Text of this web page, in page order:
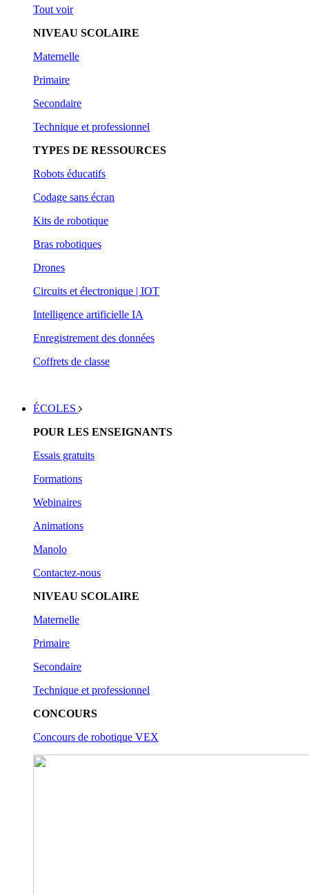
Tout voir
NIVEAU SCOLAIRE
Maternelle
Primaire
Secondaire
Technique et professionnel
TYPES DE RESSOURCES
Robots éducatifs
Codage sans écran
Kits de robotique
Bras robotiques
Drones
Circuits et électronique | IOT
Intelligence artificielle IA
Enregistrement des données
Coffrets de classe
ÉCOLES
POUR LES ENSEIGNANTS
Essais gratuits
Formations
Webinaires
Animations
Manolo
Contactez-nous
NIVEAU SCOLAIRE
Maternelle
Primaire
Secondaire
Technique et professionnel
CONCOURS
Concours de robotique VEX